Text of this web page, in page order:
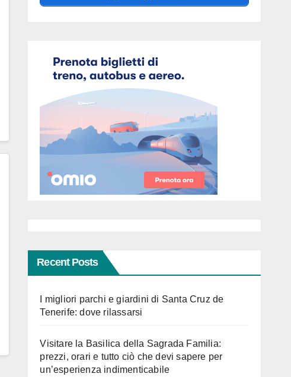
Recent Posts
I migliori parchi e giardini di Santa Cruz de
Tenerife: dove rilassarsi
Visitare la Basilica della Sagrada Familia:
prezzi, orari e tutto ciò che devi sapere per
un’esperienza indimenticabile